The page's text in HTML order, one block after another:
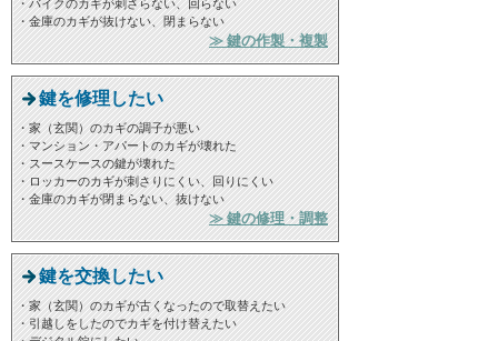
・バイクのカギが刺さらない、回らない
・金庫のカギが抜けない、閉まらない
≫ 鍵の作製・複製
鍵を修理したい
・家（玄関）のカギの調子が悪い
・マンション・アパートのカギが壊れた
・スースケースの鍵が壊れた
・ロッカーのカギが刺さりにくい、回りにくい
・金庫のカギが閉まらない、抜けない
≫ 鍵の修理・調整
鍵を交換したい
・家（玄関）のカギが古くなったので取替えたい
・引越しをしたのでカギを付け替えたい